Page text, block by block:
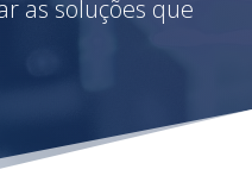
as soluções que